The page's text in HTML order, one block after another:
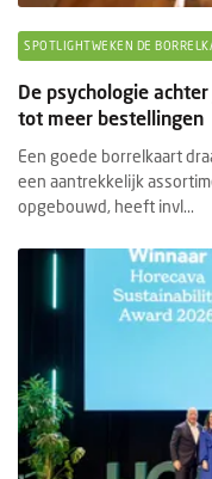
SPOTLIGHTWEKEN DE
De psychologie
tot meer bestellingen
Een goede borrelkaart
een aantrekkelijk
opgebouwd, heeft invl...